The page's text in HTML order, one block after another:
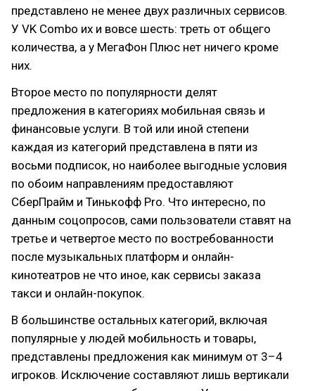
представлено не менее двух различных сервисов.
У VK Combo их и вовсе шесть: треть от общего
количества, а у МегаФон Плюс нет ничего кроме
них.
Второе место по популярности делят
предложения в категориях мобильная связь и
финансовые услуги. В той или иной степени
каждая из категорий представлена в пяти из
восьми подписок, но наиболее выгодные условия
по обоим направлениям предоставляют
СберПрайм и Тинькофф Pro. Что интересно, по
данным соцопросов, сами пользователи ставят на
третье и четвертое место по востребованности
после музыкальных платформ и онлайн-
кинотеатров не что иное, как сервисы заказа
такси и онлайн-покупок.
В большинстве остальных категорий, включая
популярные у людей мобильность и товары,
представлены предложения как минимум от 3–4
игроков. Исключение составляют лишь вертикали